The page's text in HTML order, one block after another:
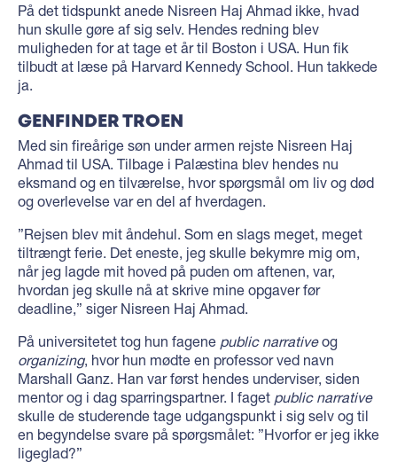
På det tidspunkt anede Nisreen Haj Ahmad ikke, hvad
hun skulle gøre af sig selv. Hendes redning blev
muligheden for at tage et år til Boston i USA. Hun fik
tilbudt at læse på Harvard Kennedy School. Hun takkede
ja.
GENFINDER TROEN
Med sin fireårige søn under armen rejste Nisreen Haj
Ahmad til USA. Tilbage i Palæstina blev hendes nu
eksmand og en tilværelse, hvor spørgsmål om liv og død
og overlevelse var en del af hverdagen.
”Rejsen blev mit åndehul. Som en slags meget, meget
tiltrængt ferie. Det eneste, jeg skulle bekymre mig om,
når jeg lagde mit hoved på puden om aftenen, var,
hvordan jeg skulle nå at skrive mine opgaver før
deadline,” siger Nisreen Haj Ahmad.
På universitetet tog hun fagene public narrativeog
organizing, hvor hun mødte en professor ved navn
Marshall Ganz. Han var først hendes underviser, siden
mentor og i dag sparringspartner. I faget public narrative
skulle de studerende tage udgangspunkt i sig selv og til
en begyndelse svare på spørgsmålet: ”Hvorfor er jeg ikke
ligeglad?”